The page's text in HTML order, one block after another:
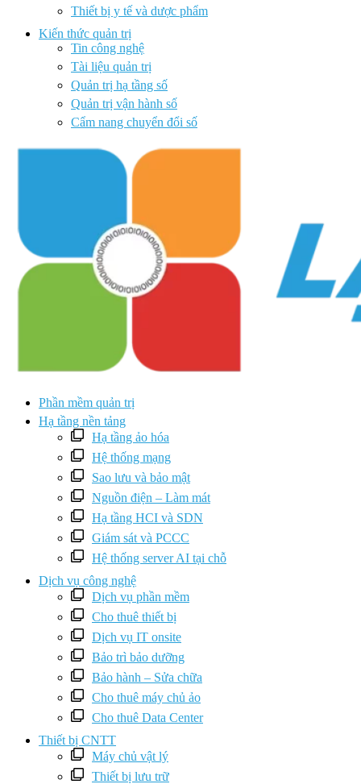
Thiết bị y tế và dược phẩm
Kiến thức quản trị
Tin công nghệ
Tài liệu quản trị
Quản trị hạ tầng số
Quản trị vận hành số
Cẩm nang chuyển đổi số
Phần mềm quản trị
Hạ tầng nền tảng
Hạ tầng ảo hóa
Hệ thống mạng
Sao lưu và bảo mật
Nguồn điện – Làm mát
Hạ tầng HCI và SDN
Giám sát và PCCC
Hệ thống server AI tại chỗ
Dịch vụ công nghệ
Dịch vụ phần mềm
Cho thuê thiết bị
Dịch vụ IT onsite
Bảo trì bảo dưỡng
Bảo hành – Sửa chữa
Cho thuê máy chủ ảo
Cho thuê Data Center
Thiết bị CNTT
Máy chủ vật lý
Thiết bị lưu trữ